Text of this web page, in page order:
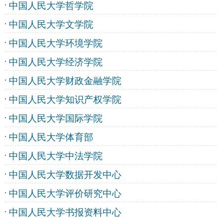
中国人民大学哲学院
中国人民大学文学院
中国人民大学环境学院
中国人民大学经济学院
中国人民大学财政金融学院
中国人民大学知识产权学院
中国人民大学国际学院
中国人民大学体育部
中国人民大学中法学院
中国人民大学数据开发中心
中国人民大学评价研究中心
中国人民大学书报资料中心